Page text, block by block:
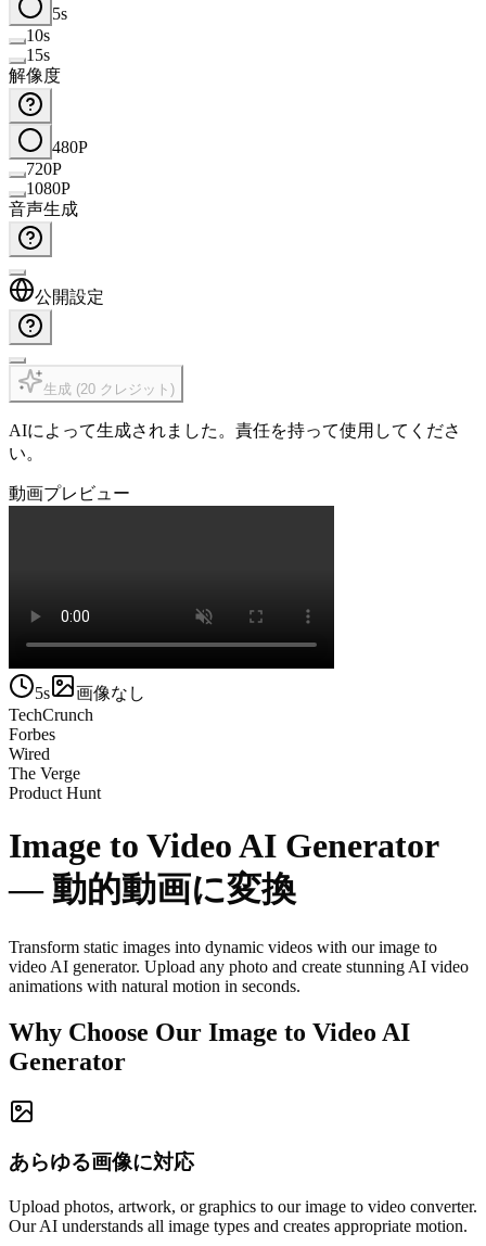
5s
10s
15s
解像度
480P
720P
1080P
音声生成
公開設定
生成 (20 クレジット )
AIによって生成されました。責任を持って使用してくださ
い。
動画プレビュー
5s
画像なし
TechCrunch
Forbes
Wired
The Verge
Product Hunt
Image to Video AI Generator
— 動的動画に変換
Transform static images into dynamic videos with our image to
video AI generator. Upload any photo and create stunning AI video
animations with natural motion in seconds.
Why Choose Our Image to Video AI
Generator
あらゆる画像に対応
Upload photos, artwork, or graphics to our image to video converter.
Our AI understands all image types and creates appropriate motion.